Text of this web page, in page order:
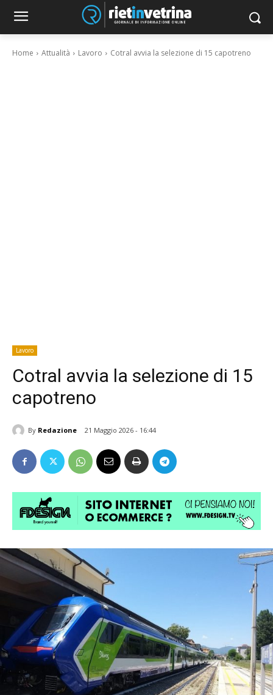
Home Attualità Lavoro Cotral avvia la selezione di 15 capotreno
Lavoro
Cotral avvia la selezione di 15
capotreno
By Redazione 21 Maggio 2026 - 16:44